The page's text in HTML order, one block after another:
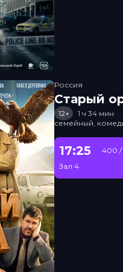
Россия
Старый
12+
1 ч 34 мин
семейный,
17:25
Зал 4
400 /